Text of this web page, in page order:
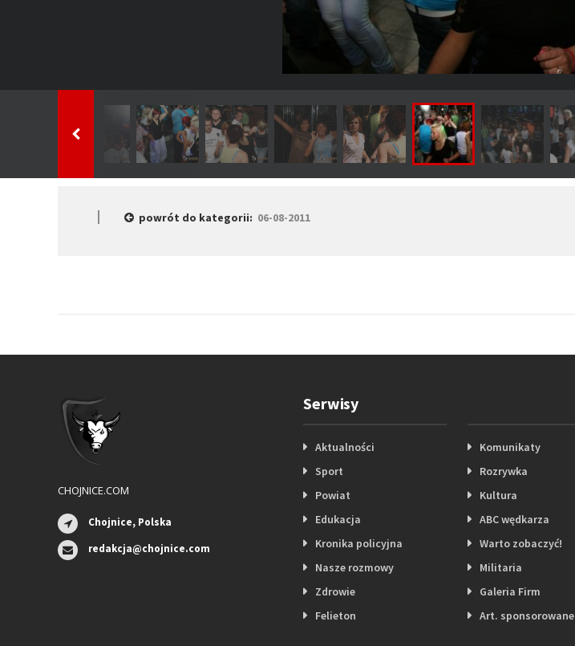
powrót do kategorii: 06-08-2011
CHOJNICE.COM
Chojnice, Polska
redakcja@chojnice.com
Serwisy
Aktualności
Sport
Powiat
Edukacja
Kronika policyjna
Nasze rozmowy
Zdrowie
Felieton
Komunikaty
Rozrywka
Kultura
ABC wędkarza
Warto zobaczyć!
Militaria
Galeria Firm
Art. sponsorowane